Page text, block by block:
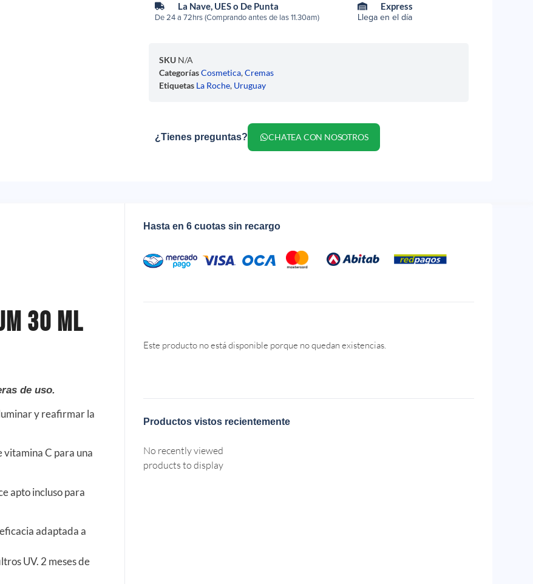
La Nave, UES o De Punta
De 24 a 72hrs (Comprando antes de las 11.30am)
Express
Llega en el día
SKU N/A
CategoríasCosmetica,Cremas
Etiquetas La Roche, Uruguay
¿Tienes preguntas? CHATEA CON NOSOTROS
30 Ml
de uso.
y reafirmar la
C para una
apto incluso para
adaptada a
UV. 2 meses de
Hasta en 6 cuotas sin recargo
Este producto no está disponible porque no quedan existencias.
Productos vistos recientemente
No recently viewed
products to display